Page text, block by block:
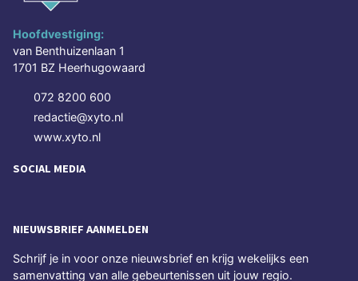
Hoofdvestiging:
van Benthuizenlaan 1
1701 BZ Heerhugowaard
072 8200 600
redactie@xyto.nl
www.xyto.nl
SOCIAL MEDIA
NIEUWSBRIEF AANMELDEN
Schrijf je in voor onze nieuwsbrief en krijg wekelijks een
samenvatting van alle gebeurtenissen uit jouw regio.